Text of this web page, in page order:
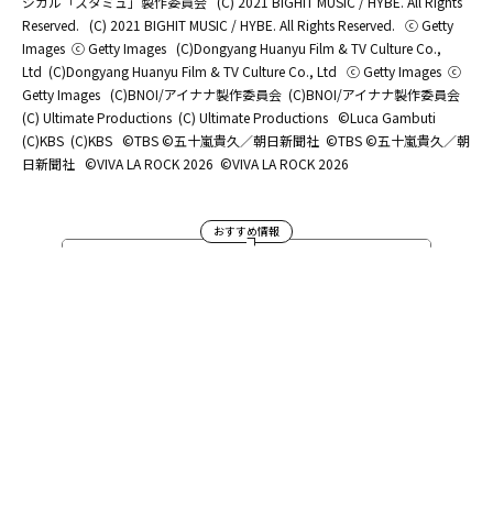
Reserved. (C) 2021 BIGHIT MUSIC / HYBE. All Rights Reserved. ⓒ Getty
Images ⓒ Getty Images (C)Dongyang Huanyu Film & TV Culture Co.,
Ltd (C)Dongyang Huanyu Film & TV Culture Co., Ltd ⓒ Getty Images ⓒ
Getty Images (C)BNOI/アイナナ製作委員会 (C)BNOI/アイナナ製作委員会
(C) Ultimate Productions (C) Ultimate Productions ©Luca Gambuti
(C)KBS (C)KBS ©TBS ©五十嵐貴久／朝日新聞社 ©TBS ©五十嵐貴久／朝
日新聞社 ©️VIVA LA ROCK 2026 ©️VIVA LA ROCK 2026
おすすめ情報